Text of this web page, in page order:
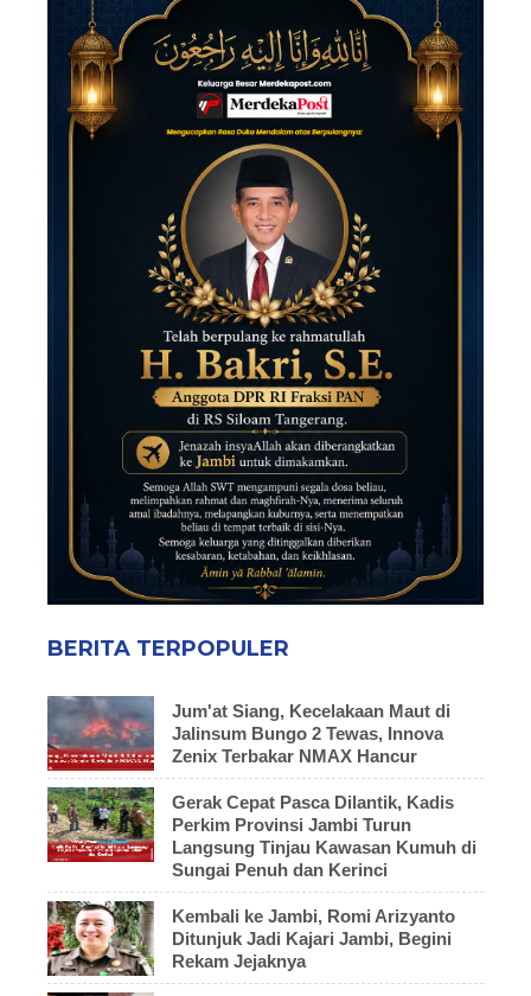
BERITA TERPOPULER
Jum'at Siang, Kecelakaan Maut di
Jalinsum Bungo 2 Tewas, Innova
Zenix Terbakar NMAX Hancur
Gerak Cepat Pasca Dilantik, Kadis
Perkim Provinsi Jambi Turun
Langsung Tinjau Kawasan Kumuh di
Sungai Penuh dan Kerinci
Kembali ke Jambi, Romi Arizyanto
Ditunjuk Jadi Kajari Jambi, Begini
Rekam Jejaknya